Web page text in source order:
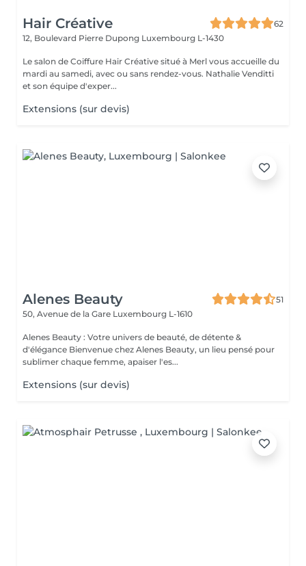
Hair Créative
62
12, Boulevard Pierre Dupong Luxembourg L-1430
Le salon de Coiffure Hair Créative situé à Merl vous accueille du
mardi au samedi, avec ou sans rendez-vous. Nathalie Venditti
et son équipe d'exper...
Extensions (sur devis)
Alenes Beauty
51
50, Avenue de la Gare Luxembourg L-1610
Alenes Beauty : Votre univers de beauté, de détente &
d'élégance Bienvenue chez Alenes Beauty, un lieu pensé pour
sublimer chaque femme, apaiser l'es...
Extensions (sur devis)